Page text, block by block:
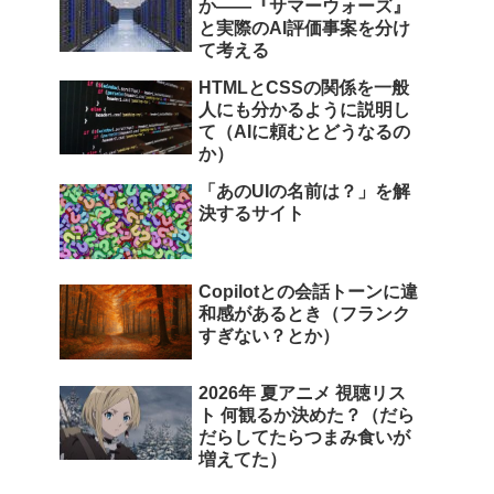
か――『サマーウォーズ』
と実際のAI評価事案を分け
て考える
HTMLとCSSの関係を一般
人にも分かるように説明し
て（AIに頼むとどうなるの
か）
「あのUIの名前は？」を解
決するサイト
Copilotとの会話トーンに違
和感があるとき（フランク
すぎない？とか）
2026年 夏アニメ 視聴リス
ト 何観るか決めた？（だら
だらしてたらつまみ食いが
増えてた）